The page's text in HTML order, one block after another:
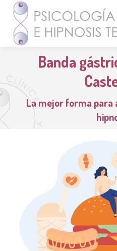
Banda
La mejor forma